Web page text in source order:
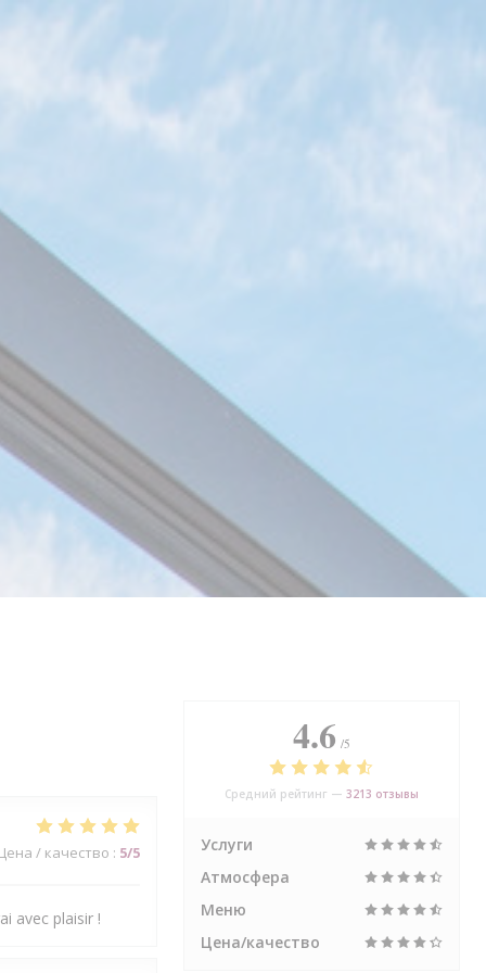
/ качество : 5/5
avec plaisir !
4.6 /5
Средний рейтинг — 3213 отзывы
Услуги
Атмосфера
Меню
Цена/качество